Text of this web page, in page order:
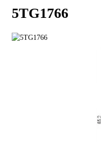
5TG1766